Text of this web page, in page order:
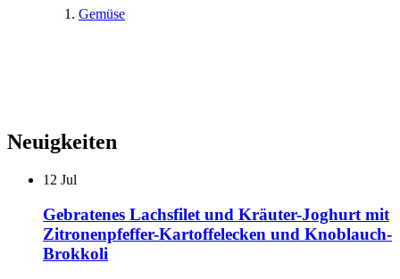
Gemüse
Neuigkeiten
12 Jul
Gebratenes Lachsfilet und Kräuter-Joghurt mit
Zitronenpfeffer-Kartoffelecken und Knoblauch-
Brokkoli